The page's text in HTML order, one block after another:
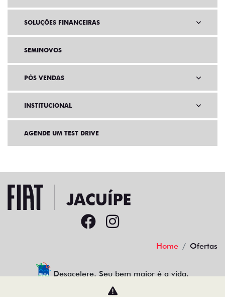
SOLUÇÕES FINANCEIRAS
SEMINOVOS
PÓS VENDAS
INSTITUCIONAL
AGENDE UM TEST DRIVE
Home Ofertas
Desacelere. Seu bem maior é a vida.